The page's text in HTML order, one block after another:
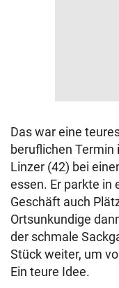
Das war eine
beruflichen Termin
Linzer (42) bei
essen. Er parkte in
Geschäft auch
Ortsunkundige
der schmale
Stück weiter, um
Ein teure Idee.